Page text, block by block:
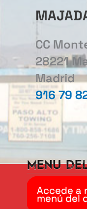
CC
28221
Madrid
916 79
Menu
Accede a
menú del